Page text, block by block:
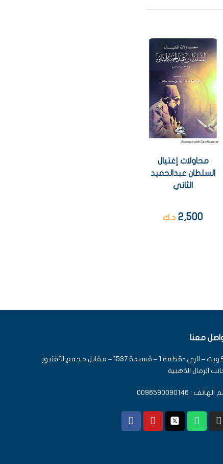
محاولات إغتيال
السلطان عبدالحميد
الثاني
2,500 د.ك
معنا
الكويت – الري -قطعة 1 – قسيمة 1537 – مقابل مجمع الأفنيوز
الرمال الذهبية
: 0096590090146